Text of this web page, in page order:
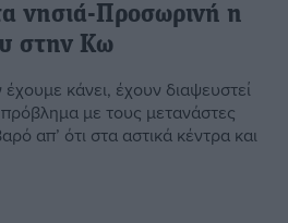
νησιά-Προσωρινή η
στην Κω
κάνει, έχουν διαψευστεί
με τους μετανάστες
απ’ ότι στα αστικά κέντρα και